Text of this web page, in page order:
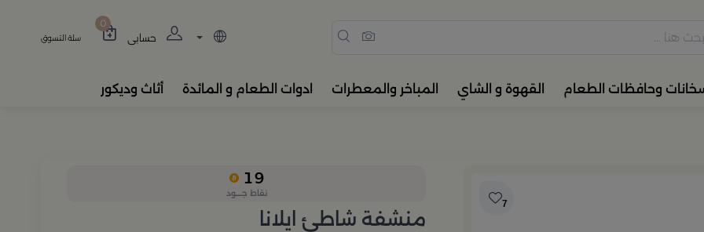
القهوة والشاي، أدوات المائدة، المباخر، والفواحات
حسابي
0
سلة التسوق
وحافظات الطعام القهوة و الشاي المباخر والمعطرات ادوات الطعام و المائدة أثاث وديكور
7
19
نقاط جــــود
منشفة شاطئ ايلانا